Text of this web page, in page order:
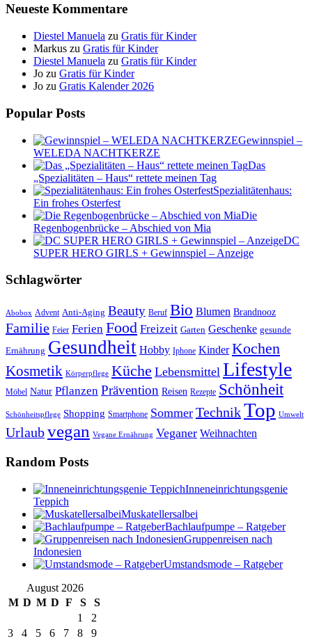
Neueste Kommentare
Diestel Manuela zu Gratis für Kinder
Markus zu Gratis für Kinder
Diestel Manuela zu Gratis für Kinder
Jo zu Gratis für Kinder
Jo zu Gratis Kalender 2026
Popular Posts
Gewinnspiel –
WELEDA NACHTKERZE
Das
„Spezialitäten – Haus“ rettete meinen Tag
Spezialitätenhaus:
Ein frohes Osterfest
Die
Regenbogenbrücke – Abschied von Mia
DC
SUPER HERO GIRLS + Gewinnspiel – Anzeige
Schlagwörter
Abobox Advent Anti-Aging Beauty Beruf Bio Blumen Brandnooz
Familie Feier Ferien Food Freizeit Garten Geschenke gesunde
Ernährung Gesundheit Hobby Iphone Kinder Kochen
Kosmetik Körperpflege Küche Lebensmittel Lifestyle
Möbel Natur Pflanzen Prävention Reisen Rezepte Schönheit
Schönheitspflege Shopping Smartphone Sommer TechnikTop Umwelt
Urlaubvegan Vegane Ernährung Veganer Weihnachten
Random Posts
Inneneinrichtungsgenie
Teppich
Muskatellersalbei
Bachlaufpumpe – Ratgeber
Gruppenreisen nach
Indonesien
Umstandsmode – Ratgeber
August 2026
M D M D F S
S
1
2
3
4 5 6 7 8
9